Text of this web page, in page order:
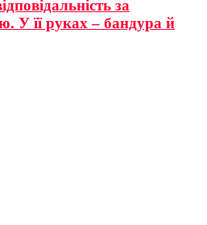
за
У її руках – бандура й